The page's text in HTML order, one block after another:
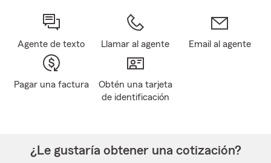
Agente de texto Llamar al agente Email al agente
Pagar una factura
Obtén una tarjeta
de identificación
¿Le gustaría obtener una cotización?